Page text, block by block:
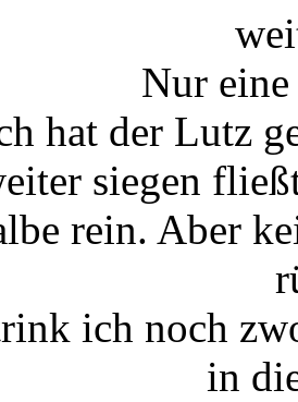
Nur
hat der Lutz
siegen
rein. Aber
ich noch
in